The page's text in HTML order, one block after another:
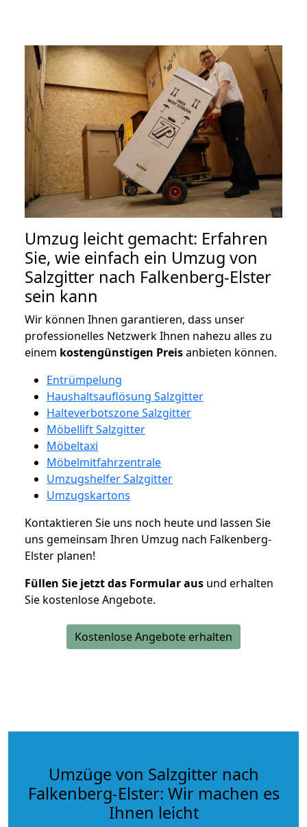
Umzug leicht gemacht: Erfahren
Sie, wie einfach ein Umzug von
Salzgitter nach Falkenberg-Elster
sein kann
Wir können Ihnen garantieren, dass unser
professionelles Netzwerk Ihnen nahezu alles zu
einem kostengünstigen Preisanbieten können.
Entrümpelung
Haushaltsauflösung Salzgitter
Halteverbotszone Salzgitter
Möbellift Salzgitter
Möbeltaxi
Möbelmitfahrzentrale
Umzugshelfer Salzgitter
Umzugskartons
Kontaktieren Sie uns noch heute und lassen Sie
uns gemeinsam Ihren Umzug nach Falkenberg-
Elster planen!
Füllen Sie jetzt das Formular aus und erhalten
Sie kostenlose Angebote.
Kostenlose Angebote erhalten
Umzüge von Salzgitter nach
Falkenberg-Elster: Wir machen es
Ihnen leicht